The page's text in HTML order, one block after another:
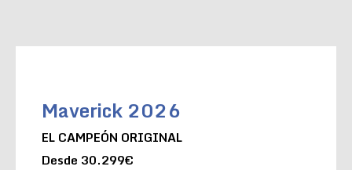
Maverick 2026
EL CAMPEÓN ORIGINAL
Desde 30.299€